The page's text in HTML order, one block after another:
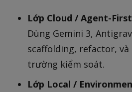
Lớp Cloud / Agent-
Dùng Gemini 3,
scaffolding, refactor,
trường kiểm soát.
Lớp Local /